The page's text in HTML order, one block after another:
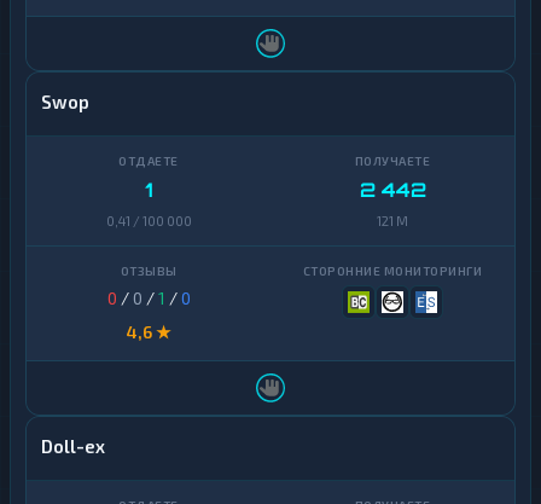
Swop
1
0,41 / 100 000
2 442
121 M
0 / 0 /1 /0
4,6 ★
Doll-ex